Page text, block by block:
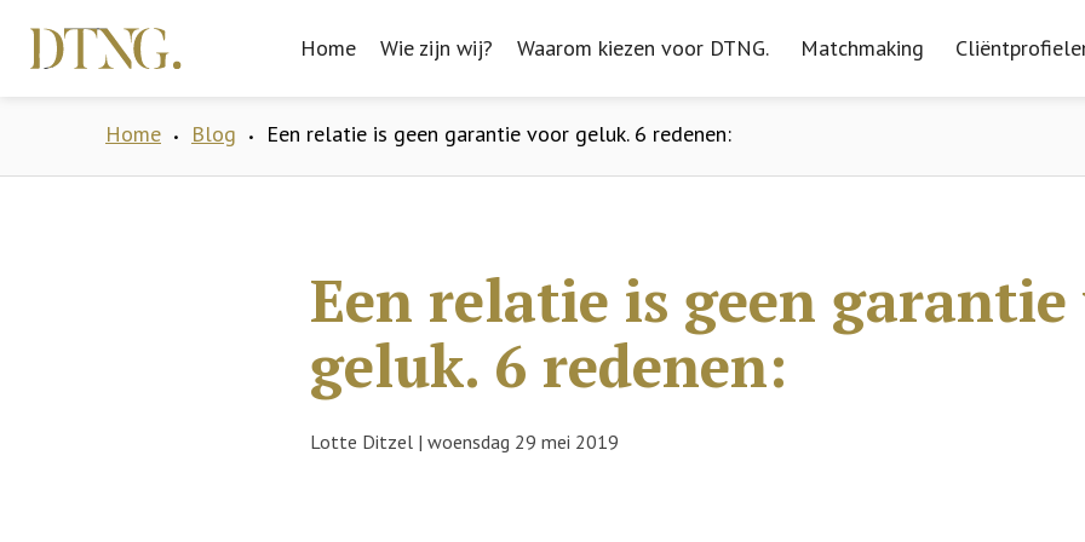
Home Wie zijn wij? Waarom kiezen voor DTNG. Matchmaking
Home Wie zijn wij? Waarom kiezen voor DTNG. Matchmaking
Home • Blog • Een relatie is geen garantie voor geluk. 6 redenen:
Een relatie is geen
geluk. 6 redenen:
Lotte Ditzel | woensdag 29 mei 2019